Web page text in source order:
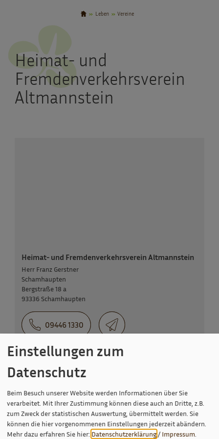
Leben Vereine
Heimat- und
Fremdenverkehrsverein
Altmannstein
Heimat- und Fremdenverkehrsverein Altmannstein
Herr Franz Gerstner
Schamhaupten
Bergstraße 18 a
93336 Schamhaupten
09446 1330
Einstellungen zum
Datenschutz
Beim Besuch unserer Website werden Informationen über Sie
verarbeitet. Mit Ihrer Zustimmung können diese auch an Dritte, z.B.
zum Zweck der statistischen Auswertung, übermittelt werden. Sie
können die hier vorgenommenen Einstellungen jederzeit abändern.
Mehr dazu erfahren Sie hier: Datenschutzerklärung/ Impressum